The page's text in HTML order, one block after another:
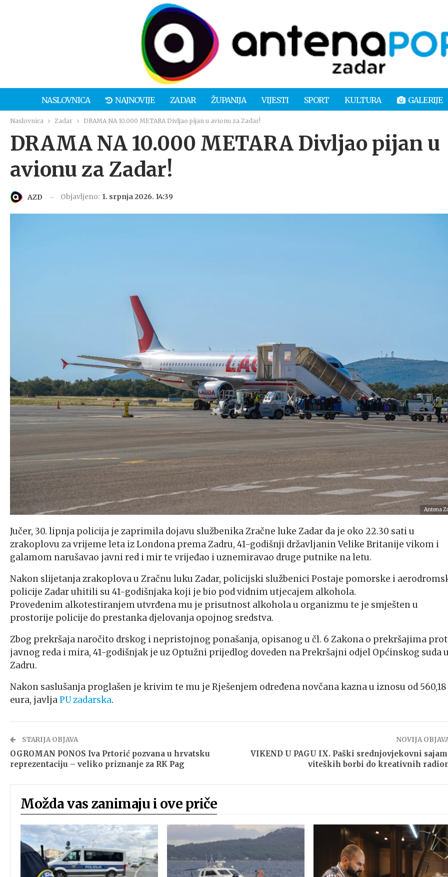
NASLOVNICA NAJNOVIJE ZADAR ŽUPANIJA VIJESTI SPORT KULTURA GALERIJE
Naslovnica Zadar DRAMA NA 10.000 METARA Divljao pijan u avionu za Zadar!
DRAMA NA 10.000 METARA Divljao pijan u
avionu za Zadar!
AZD Objavljeno: 1. srpnja 2026. 14:39
Antena
Jučer, 30. lipnja policija je zaprimila dojavu službenika Zračne luke Zadar da je oko 22.30 sati u
zrakoplovu za vrijeme leta iz Londona prema Zadru, 41-godišnji državljanin Velike Britanije vikom i
galamom narušavao javni red i mir te vrijeđao i uznemiravao druge putnike na letu.
Nakon slijetanja zrakoplova u Zračnu luku Zadar, policijski službenici Postaje pomorske i
policije Zadar uhitili su 41-godišnjaka koji je bio pod vidnim utjecajem alkohola.
Provedenim alkotestiranjem utvrđena mu je prisutnost alkohola u organizmu te je smješten u
prostorije policije do prestanka djelovanja opojnog sredstva.
Zbog prekršaja naročito drskog i nepristojnog ponašanja, opisanog u čl. 6 Zakona o prekršajima
javnog reda i mira, 41-godišnjak je uz Optužni prijedlog doveden na Prekršajni odjel Općinskog suda
Zadru.
Nakon saslušanja proglašen je krivim te mu je Rješenjem određena novčana kazna u iznosu od 560,18
eura, javljaPU zadarska.
STARIJA OBJAVA
OGROMAN PONOS Iva Prtorić pozvana u hrvatsku
reprezentaciju – veliko priznanje za RK Pag
NOVIJA
VIKEND U PAGU IX. Paški srednjovjekovni
viteških borbi do kreativnih
Možda vas zanimaju i ove priče